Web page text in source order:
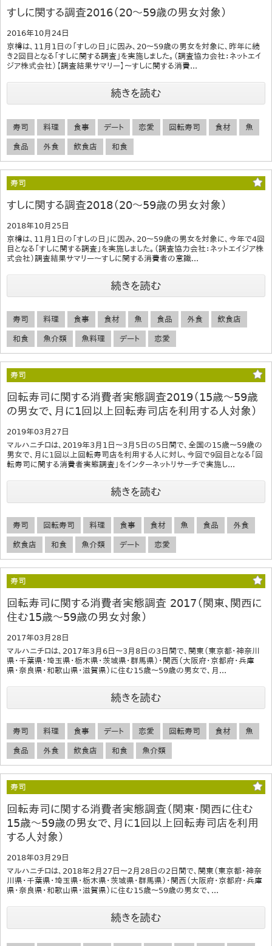
すしに関する調査2016（20～59歳の男女対象）
2016年10月24日
京樽は、11月1日の「すしの日」に因み、20～59歳の男女を対象に、昨年に続
き2回目となる「すしに関する調査」を実施しました。（調査協力会社：ネットエイ
ジア株式会社）【調査結果サマリー】～すしに関する消費...
続きを読む
寿司 料理 食事 デート 恋愛 回転寿司 食材 魚
食品 外食 飲食店 和食
寿司
すしに関する調査2018（20～59歳の男女対象）
2018年10月25日
京樽は、11月1日の「すしの日」に因み、20～59歳の男女を対象に、今年で4回
目となる「すしに関する調査」を実施しました。（調査協力会社：ネットエイジア株
式会社）調査結果サマリー～すしに関する消費者の意識...
続きを読む
寿司 料理 食事 食材 魚 食品 外食 飲食店
和食 魚介類 魚料理 デート 恋愛
寿司
回転寿司に関する消費者実態調査2019（15歳～59歳
の男女で、月に1回以上回転寿司店を利用する人対象）
2019年03月27日
マルハニチロは、2019年3月1日～3月5日の5日間で、全国の15歳～59歳の
男女で、月に1回以上回転寿司店を利用する人に対し、今回で9回目となる「回
転寿司に関する消費者実態調査」をインターネットリサーチで実施し...
続きを読む
寿司 回転寿司 料理 食事 食材 魚 食品 外食
飲食店 和食 魚介類 デート 恋愛
寿司
回転寿司に関する消費者実態調査 2017（関東、関西に
住む15歳～59歳の男女対象）
2017年03月28日
マルハニチロは、2017年3月6日～3月8日の3日間で、関東（東京都・神奈川
県・千葉県・埼玉県・栃木県・茨城県・群馬県）・関西（大阪府・京都府・兵庫
県・奈良県・和歌山県・滋賀県）に住む15歳～59歳の男女で、月...
続きを読む
寿司 料理 食事 デート 恋愛 回転寿司 食材 魚
食品 外食 飲食店 和食 魚介類
寿司
回転寿司に関する消費者実態調査（関東・関西に住む
15歳～59歳の男女で、月に1回以上回転寿司店を利用
する人対象）
2018年03月29日
マルハニチロは、2018年2月27日～2月28日の2日間で、関東（東京都・神奈
川県・千葉県・埼玉県・栃木県・茨城県・群馬県）・関西（大阪府・京都府・兵庫
県・奈良県・和歌山県・滋賀県）に住む15歳～59歳の男女で、...
続きを読む